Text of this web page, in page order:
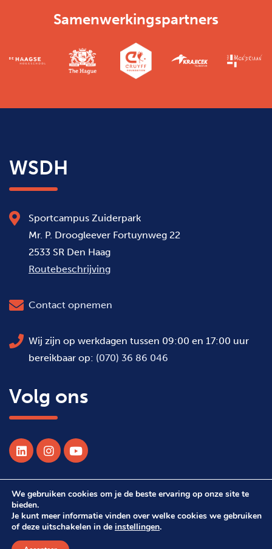
Samenwerkingspartners
WSDH
Sportcampus Zuiderpark
Mr. P. Droogleever Fortuynweg 22
2533 SR Den Haag
Routebeschrijving
Contact opnemen
Wij zijn op werkdagen tussen 09:00 en 17:00 uur
bereikbaar op: (070) 36 86 046
Volg ons
© 2026 Alle rechten voorbehouden WSDH
Webdesign Suprevo
We gebruiken cookies om je de beste ervaring op onze site te
bieden.
Je kunt meer informatie vinden over welke cookies we gebruiken
of deze uitschakelen in de instellingen.